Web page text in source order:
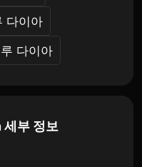
다이아
다이아
세부 정보